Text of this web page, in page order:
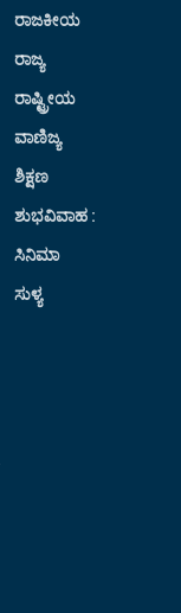
ರಾಜಕೀಯ
ರಾಜ್ಯ
ರಾಷ್ಟ್ರೀಯ
ವಾಣಿಜ್ಯ
ಶಿಕ್ಷಣ
ಶುಭವಿವಾಹ :
ಸಿನಿಮಾ
ಸುಳ್ಯ